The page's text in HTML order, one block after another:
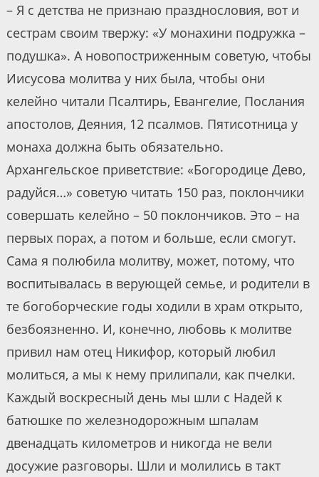
– Я с детства не признаю празднословия, вот и
сестрам своим твержу: «У монахини подружка –
подушка». А новопостриженным советую, чтобы
Иисусова молитва у них была, чтобы они
келейно читали Псалтирь, Евангелие, Послания
апостолов, Деяния, 12 псалмов. Пятисотница у
монаха должна быть обязательно.
Архангельское приветствие: «Богородице Дево,
радуйся…» советую читать 150 раз, поклончики
совершать келейно – 50 поклончиков. Это – на
первых порах, а потом и больше, если смогут.
Сама я полюбила молитву, может, потому, что
воспитывалась в верующей семье, и родители в
те богоборческие годы ходили в храм открыто,
безбоязненно. И, конечно, любовь к молитве
привил нам отец Никифор, который любил
молиться, а мы к нему прилипали, как пчелки.
Каждый воскресный день мы шли с Надей к
батюшке по железнодорожным шпалам
двенадцать километров и никогда не вели
досужие разговоры. Шли и молились в такт